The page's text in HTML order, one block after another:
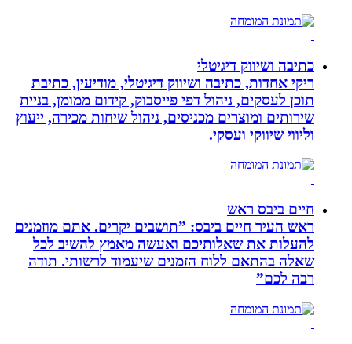
כתיבה ושיווק דיגיטלי
ריקי אחדות, כתיבה ושיווק דיגיטלי, מודיעין, כתיבת
תוכן לעסקים, ניהול דפי פייסבוק, קידום ממומן, בניית
שירותים ומוצרים מכניסים, ניהול שיחות מכירה, ייעוץ
וליווי שיווקי ועסקי.
חיים ביבס ראש
ראש העיר חיים ביבס: ”תושבים יקרים. אתם מוזמנים
להעלות את שאלותיכם ואעשה מאמץ להשיב לכל
שאלה בהתאם ללוח הזמנים שיעמוד לרשותי. תודה
רבה לכם”